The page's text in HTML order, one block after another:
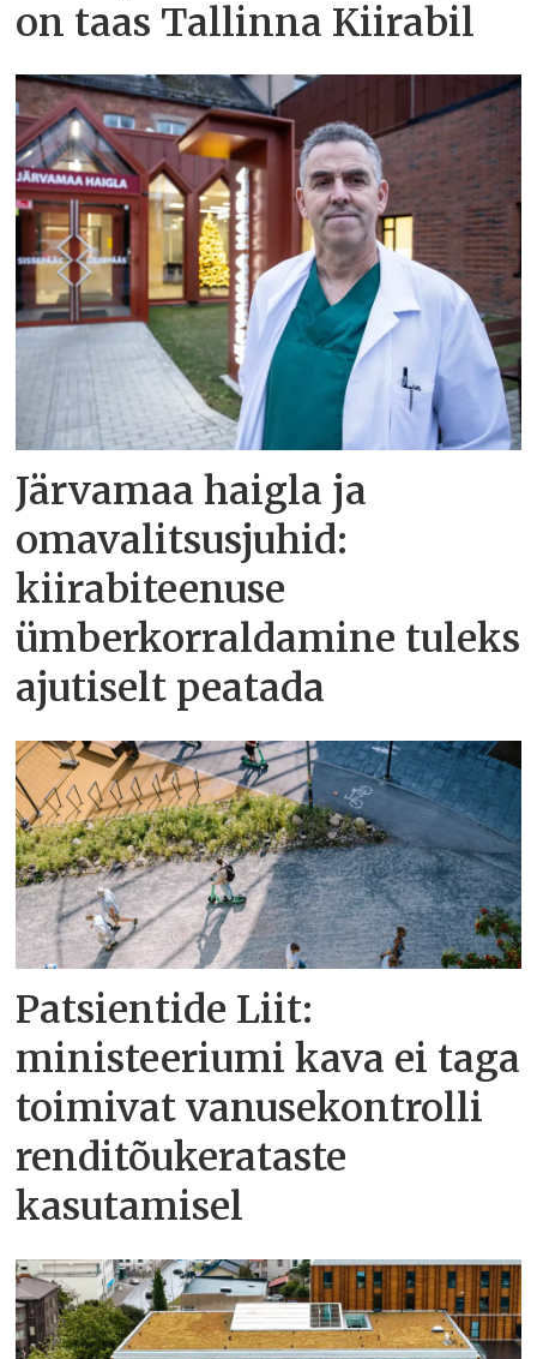
on taas Tallinna Kiirabil
Järvamaa haigla ja
omavalitsusjuhid:
kiirabiteenuse
ümberkorraldamine tuleks
ajutiselt peatada
Patsientide Liit:
ministeeriumi kava ei taga
toimivat vanusekontrolli
renditõukerataste
kasutamisel